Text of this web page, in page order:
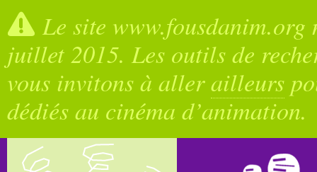
Le site
juillet 2015. Les outils de
vous invitons à allerailleurs
dédiés au cinéma d’animation.